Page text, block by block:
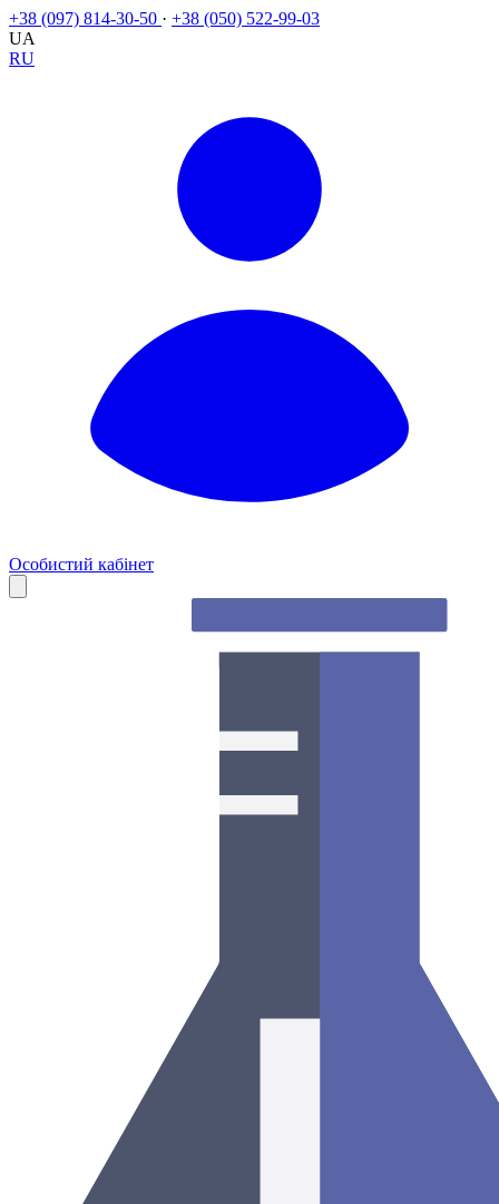
+38 (097) 814-30-50 · +38 (050) 522-99-03
UA
RU
Особистий кабінет